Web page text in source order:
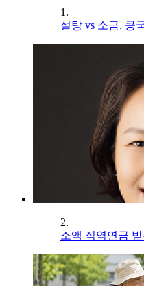
1.
설탕 vs 소금, 콩
2.
소액 직역연금